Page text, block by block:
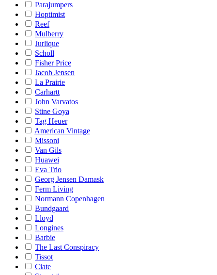
Parajumpers
Hoptimist
Reef
Mulberry
Jurlique
Scholl
Fisher Price
Jacob Jensen
La Prairie
Carhartt
John Varvatos
Stine Goya
Tag Heuer
American Vintage
Missoni
Van Gils
Huawei
Eva Trio
Georg Jensen Damask
Ferm Living
Normann Copenhagen
Bundgaard
Lloyd
Longines
Barbie
The Last Conspiracy
Tissot
Ciate